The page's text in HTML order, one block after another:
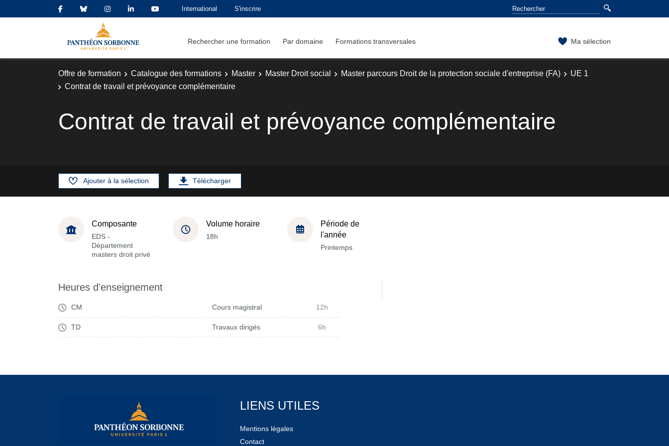
International S'inscrire
Rechercher une formation Par domaine Formations transversales Ma sélection
Offre de formation Catalogue des formations Master Master Droit social Master parcours Droit de la protection sociale d'entreprise (FA)
UE 1
Contrat de travail et prévoyance complémentaire
Contrat de travail et prévoyance complémentaire
Ajouter à la sélection Télécharger
Composante
EDS -
Département
masters droit privé
Volume horaire
18h
Période de
l'année
Printemps
Heures d'enseignement
CM Cours magistral 12h
TD Travaux dirigés 6h
LIENS UTILES
Mentions légales
Contact